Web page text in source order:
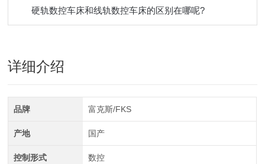
硬轨数控车床和线轨数控车床的区别在哪呢?
详细介绍
品牌 富克斯/FKS
产地 国产
控制形式 数控